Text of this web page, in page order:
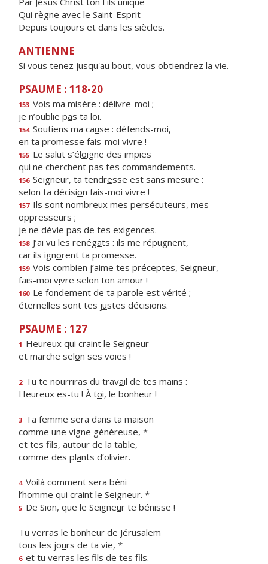
Qui règne avec le Saint-Esprit
Depuis toujours et dans les siècles.
ANTIENNE
Si vous tenez jusqu'au bout, vous obtiendrez la vie.
PSAUME : 118-20
153 Vois ma misère : délivre-moi ;
je n’oublie pas ta loi.
154 Soutiens ma cause : défends-moi,
en ta promesse fais-moi vivre !
155 Le salut s’éloigne des impies
qui ne cherchent pas tes commandements.
156 Seigneur, ta tendresse est sans mesure :
selon ta décision fais-moi vivre !
157 Ils sont nombreux mes persécuteurs, mes
oppresseurs ;
je ne dévie pas de tes exigences.
158 J’ai vu les renégats : ils me répugnent,
car ils ignorent ta promesse.
159 Vois combien j’aime tes préceptes, Seigneur,
fais-moi vivre selon ton amour !
160 Le fondement de ta parole est vérité ;
éternelles sont tes justes décisions.
PSAUME : 127
1 Heureux qui craint le Seigneur
et marche selon ses voies !
2 Tu te nourriras du travail de tes mains :
Heureux es-tu ! À toi, le bonheur !
3 Ta femme sera dans ta maison
comme une vigne généreuse, *
et tes fils, autour de la table,
comme des plants d’olivier.
4 Voilà comment sera béni
l’homme qui craint le Seigneur. *
5 De Sion, que le Seigneur te bénisse !
Tu verras le bonheur de Jérusalem
tous les jours de ta vie, *
6 et tu verras les fls de tes fils.